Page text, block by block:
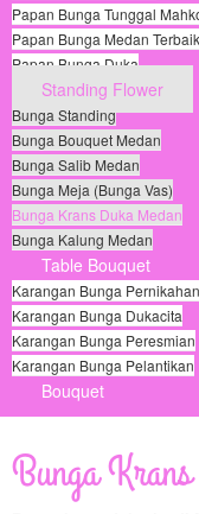
Papan Bunga Tunggal
Papan Bunga Medan Terbaik
Papan Bunga Duka
Standing Flower
Bunga Standing
Bunga Bouquet Medan
Bunga Salib Medan
Bunga Meja (Bunga Vas)
Bunga Krans Duka Medan
Bunga Kalung Medan
Table Bouquet
Karangan Bunga Pernikahan
Karangan Bunga Dukacita
Karangan Bunga Peresmian
Karangan Bunga Pelantikan
Bouquet
Bunga